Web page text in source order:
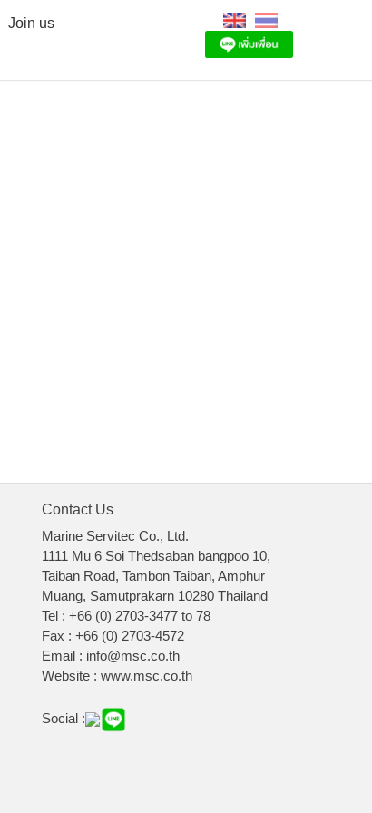
Join us
Contact Us
Marine Servitec Co., Ltd.
1111 Mu 6 Soi Thedsaban bangpoo 10,
Taiban Road, Tambon Taiban, Amphur
Muang, Samutprakarn 10280 Thailand
Tel : +66 (0) 2703-3477 to 78
Fax : +66 (0) 2703-4572
Email : info@msc.co.th
Website : www.msc.co.th
Social :